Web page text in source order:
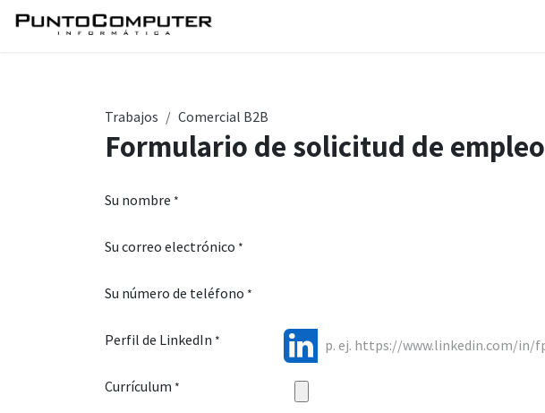
Ir al contenido
Trabajos Comercial B2B
Formulario de solicitud de empleo
Su nombre *
Su correo electrónico *
Su número de teléfono *
Perfil de LinkedIn *
Currículum *